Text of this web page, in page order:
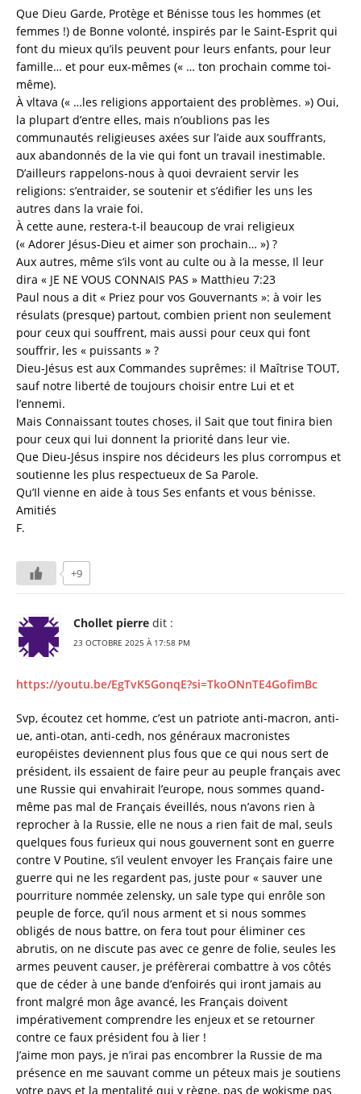
Que Dieu Garde, Protège et Bénisse tous les hommes (et
femmes !) de Bonne volonté, inspirés par le Saint-Esprit qui
font du mieux qu’ils peuvent pour leurs enfants, pour leur
famille… et pour eux-mêmes (« … ton prochain comme toi-
même).
À vltava (« …les religions apportaient des problèmes. ») Oui,
la plupart d’entre elles, mais n’oublions pas les
communautés religieuses axées sur l’aide aux souffrants,
aux abandonnés de la vie qui font un travail inestimable.
D’ailleurs rappelons-nous à quoi devraient servir les
religions: s’entraider, se soutenir et s’édifier les uns les
autres dans la vraie foi.
À cette aune, restera-t-il beaucoup de vrai religieux
(« Adorer Jésus-Dieu et aimer son prochain… ») ?
Aux autres, même s’ils vont au culte ou à la messe, Il leur
dira « JE NE VOUS CONNAIS PAS » Matthieu 7:23
Paul nous a dit « Priez pour vos Gouvernants »: à voir les
résulats (presque) partout, combien prient non seulement
pour ceux qui souffrent, mais aussi pour ceux qui font
souffrir, les « puissants » ?
Dieu-Jésus est aux Commandes suprêmes: il Maîtrise TOUT,
sauf notre liberté de toujours choisir entre Lui et et
l’ennemi.
Mais Connaissant toutes choses, il Sait que tout finira bien
pour ceux qui lui donnent la priorité dans leur vie.
Que Dieu-Jésus inspire nos décideurs les plus corrompus et
soutienne les plus respectueux de Sa Parole.
Qu’Il vienne en aide à tous Ses enfants et vous bénisse.
Amitiés
F.
+9
Chollet pierre dit :
23 OCTOBRE 2025 À 17:58 PM
https://youtu.be/EgTvK5GonqE?si=TkoONnTE4GofimBc
Svp, écoutez cet homme, c’est un patriote anti-macron, anti-
ue, anti-otan, anti-cedh, nos généraux macronistes
européistes deviennent plus fous que ce qui nous sert de
président, ils essaient de faire peur au peuple français avec
une Russie qui envahirait l’europe, nous sommes quand-
même pas mal de Français éveillés, nous n’avons rien à
reprocher à la Russie, elle ne nous a rien fait de mal, seuls
quelques fous furieux qui nous gouvernent sont en guerre
contre V Poutine, s’il veulent envoyer les Français faire une
guerre qui ne les regardent pas, juste pour « sauver une
pourriture nommée zelensky, un sale type qui enrôle son
peuple de force, qu’il nous arment et si nous sommes
obligés de nous battre, on fera tout pour éliminer ces
abrutis, on ne discute pas avec ce genre de folie, seules les
armes peuvent causer, je préfèrerai combattre à vos côtés
que de céder à une bande d’enfoirés qui iront jamais au
front malgré mon âge avancé, les Français doivent
impérativement comprendre les enjeux et se retourner
contre ce faux président fou à lier !
J’aime mon pays, je n’irai pas encombrer la Russie de ma
présence en me sauvant comme un péteux mais je soutiens
votre pays et la mentalité qui y règne, pas de wokisme pas